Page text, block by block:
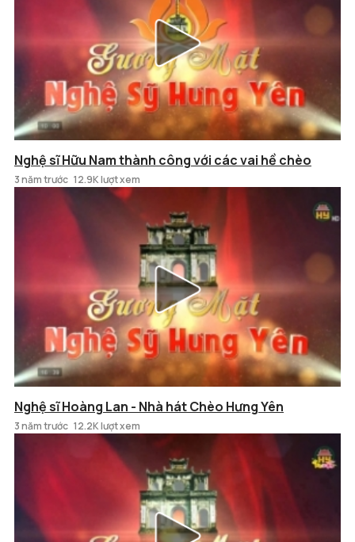
Nghệ sĩ Hữu Nam thành công với các vai hề chèo
3 năm trước 12.9K lượt xem
Nghệ sĩ Hoàng Lan - Nhà hát Chèo Hưng Yên
3 năm trước 12.2K lượt xem